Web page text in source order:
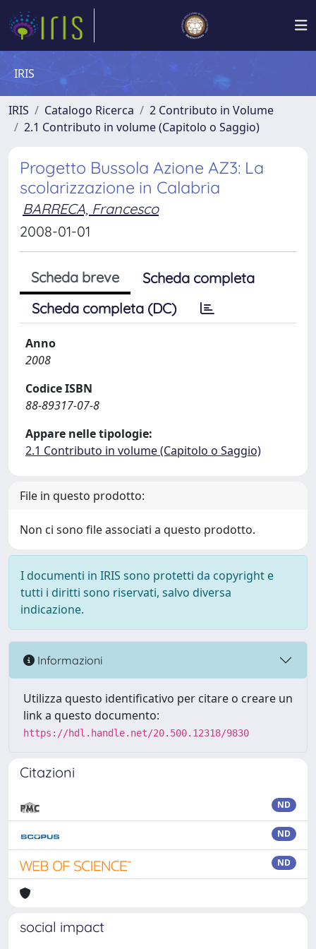
IRIS
IRIS Catalogo Ricerca
2 Contributo in Volume
2.1 Contributo in volume (Capitolo o Saggio)
Progetto Bussola Azione AZ3: La
scolarizzazione in Calabria
BARRECA, Francesco
2008-01-01
Scheda breve
Scheda completa
Scheda completa (DC)
Anno
2008
Codice ISBN
88-89317-07-8
Appare nelle tipologie:
2.1 Contributo in volume (Capitolo o Saggio)
File in questo prodotto:
Non ci sono file associati a questo prodotto.
I documenti in IRIS sono protetti da copyright e
tutti i diritti sono riservati, salvo diversa
indicazione.
Informazioni
Utilizza questo identificativo per citare o creare un
link a questo documento:
https://hdl.handle.net/20.500.12318/9830
Citazioni
ND
ND
ND
social impact